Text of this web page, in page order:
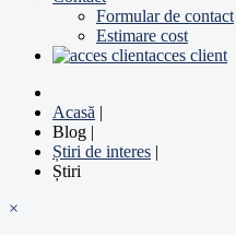
Formular de contact
Estimare cost
acces client
Acasă |
Blog |
Știri de interes |
Știri
×